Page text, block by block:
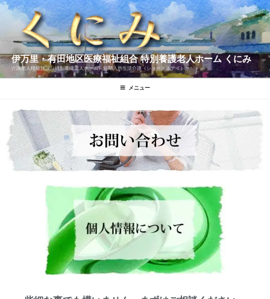
伊万里・有田地区医療福祉組合 特別養護老人ホーム くにみ
介護老人櫓址施設（特別養瞳老人ホーム）短期入所生活介護（ショートステイ）
メニュー